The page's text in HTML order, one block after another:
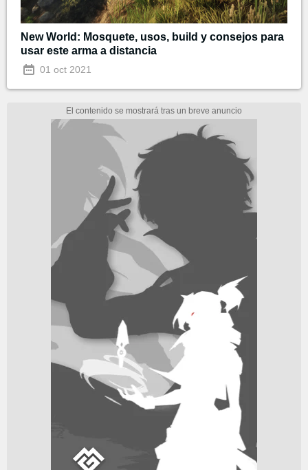
New World: Mosquete, usos, build y consejos para
usar este arma a distancia
01 oct 2021